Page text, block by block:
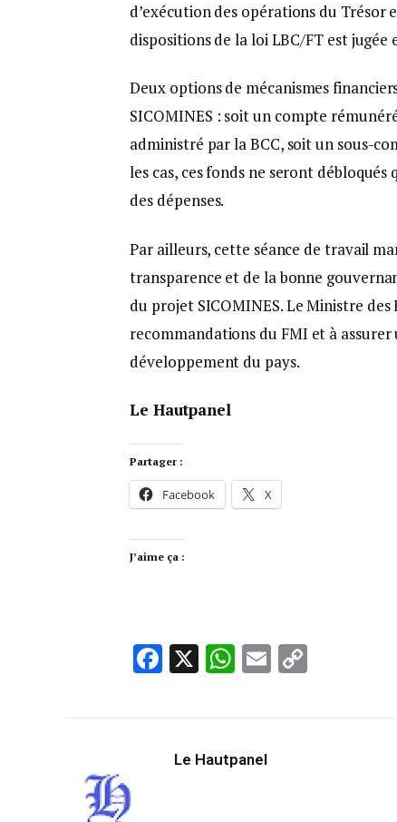
d’exécution des opérations du Trésor
dispositions de la loi LBC/FT est jugée
Deux options de mécanismes
SICOMINES : soit un compte
administré par la BCC, soit un sous-
les cas, ces fonds ne seront
des dépenses.
Par ailleurs, cette séance de travail
transparence et de la bonne
du projet SICOMINES. Le Ministre
recommandations du FMI et à
développement du pays.
Le Hautpanel
Partager :
Facebook X
J’aime ça :
Facebook
X WhatsApp
Email
Le Hautpanel